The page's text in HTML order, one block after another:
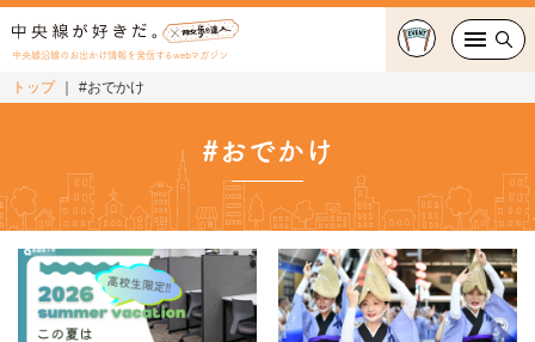
中央線沿線のお出かけ情報を発信するwebマガジン
スイーツ・テイクアウト
ショッピング
トップ #おでかけ
#おでかけ